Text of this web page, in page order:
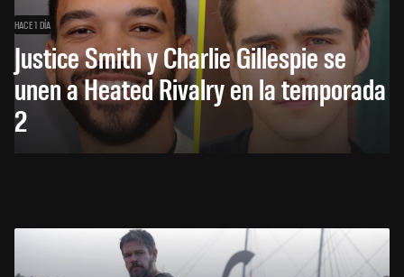
HACE 1 DÍA
Justice Smith y Charlie Gillespie se
unen a Heated Rivalry en la temporada
2